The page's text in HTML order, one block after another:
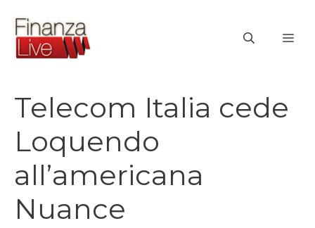
contenuto
Telecom Italia cede
Loquendo
all’americana
Nuance